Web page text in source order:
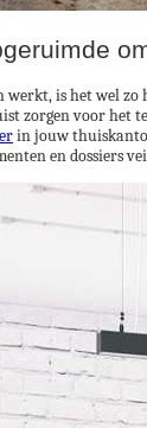
is het wel
zorgen voor het
in jouw
en dossiers